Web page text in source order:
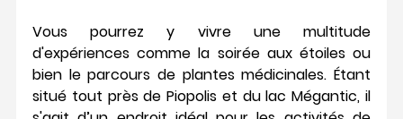
Vous pourrez y vivre une multitude
d'expériences comme la soirée aux étoiles ou
bien le parcours de plantes médicinales. Étant
situé tout près de Piopolis et du lac Mégantic, il